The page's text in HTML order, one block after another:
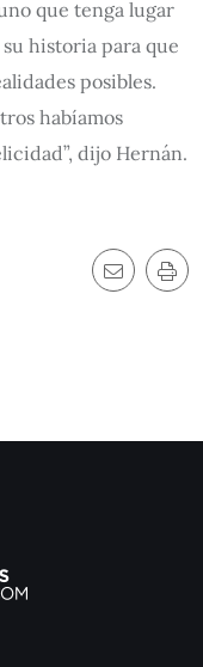
que tenga lugar
historia para que
posibles.
habíamos
dijo Hernán.